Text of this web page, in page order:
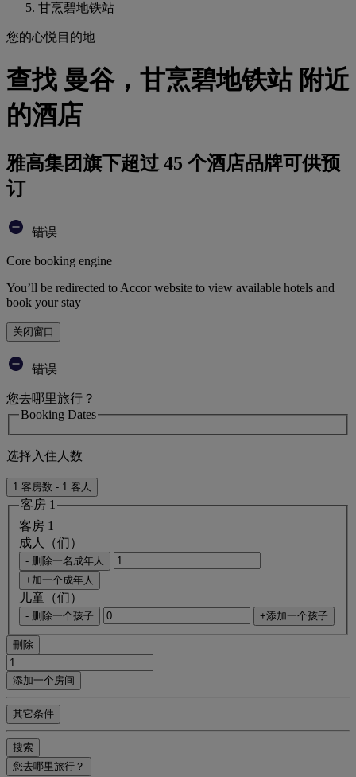
甘烹碧地铁站
您的心悦目的地
查找 曼谷，甘烹碧地铁站 附近
的酒店
雅高集团旗下超过 45 个酒店品牌可供预
订
错误
Core booking engine
You’ll be redirected to Accor website to view available hotels and
book your stay
关闭窗口
错误
您去哪里旅行？
Booking Dates
选择入住人数
1 客房数 - 1 客人
客房 1
客房 1
成人（们）
- 删除一名成年人
+加一个成年人
儿童（们）
- 删除一个孩子 +添加一个孩子
刪除
添加一个房间
其它条件
搜索
您去哪里旅行？